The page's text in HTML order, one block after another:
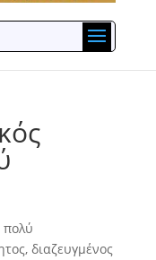
πολύ
διαζευγμένος